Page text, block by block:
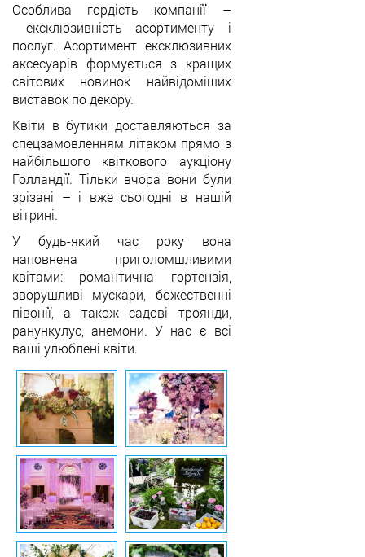
Особлива гордість компанії –
ексклюзивність асортименту і
послуг. Асортимент ексклюзивних
аксесуарів формується з кращих
світових новинок найвідоміших
виставок по декору.
Квіти в бутики доставляються за
спецзамовленням літаком прямо з
найбільшого квіткового аукціону
Голландії. Тільки вчора вони були
зрізані – і вже сьогодні в нашій
вітрині.
У будь-який час року вона
наповнена приголомшливими
квітами: романтична гортензія,
зворушливі мускари, божественні
півонії, а також садові троянди,
ранункулус, анемони. У нас є всі
ваші улюблені квіти.